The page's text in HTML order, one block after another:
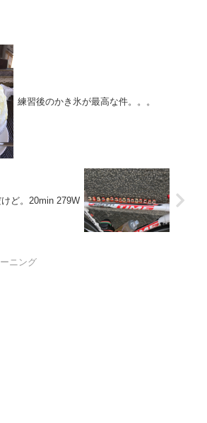
練習後のかき氷が最高な件。。。
ど。20min 279W
ーニング